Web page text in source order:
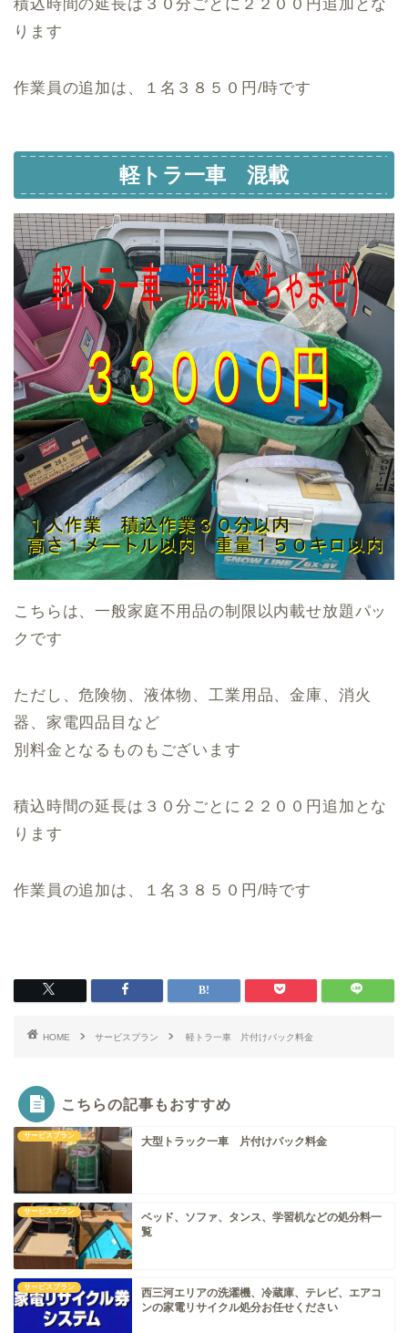
積込時間の延長は３０分ごとに２２００円追加とな
ります
作業員の追加は、１名３８５０円/時です
軽トラ一車 混載
こちらは、一般家庭不用品の制限以内載せ放題パッ
クです
ただし、危険物、液体物、工業用品、金庫、消火
器、家電四品目など
別料金となるものもございます
積込時間の延長は３０分ごとに２２００円追加とな
ります
作業員の追加は、１名３８５０円/時です
HOME サービスプラン 軽トラ一車 片付けパック料金
こちらの記事もおすすめ
サービスプラン 大型トラック一車 片付けパック料金
サービスプラン
ベッド、ソファ、タンス、学習机などの処分料一
覧
サービスプラン
西三河エリアの洗濯機、冷蔵庫、テレビ、エアコ
ンの家電リサイクル処分お任せください